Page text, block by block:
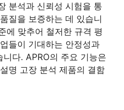
분석과 신뢰성 시험을 통
질을 보증하는 데 있습니
에 맞추어 철저한 규격 평
들이 기대하는 안정성과
다. APRO의 주요 기능은
명 고장 분석 제품의 결함